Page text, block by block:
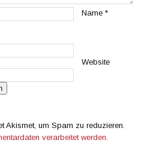
Name*
Website
Akismet, um Spam zu reduzieren.
verarbeitet werden.